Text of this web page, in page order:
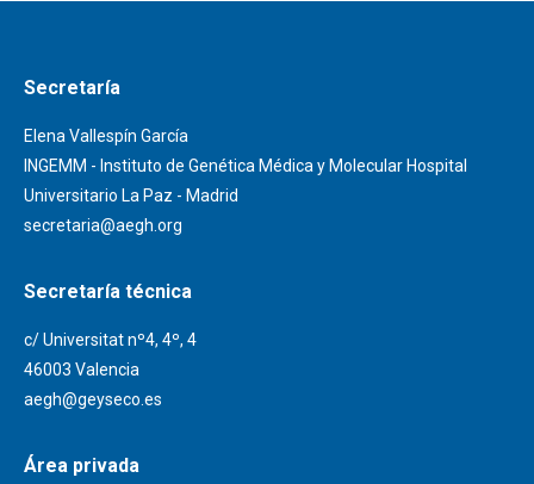
Secretaría
Elena Vallespín García
INGEMM - Instituto de Genética Médica y Molecular Hospital
Universitario La Paz - Madrid
secretaria@aegh.org
Secretaría técnica
c/ Universitat nº4, 4º, 4
46003 Valencia
aegh@geyseco.es
Área privada